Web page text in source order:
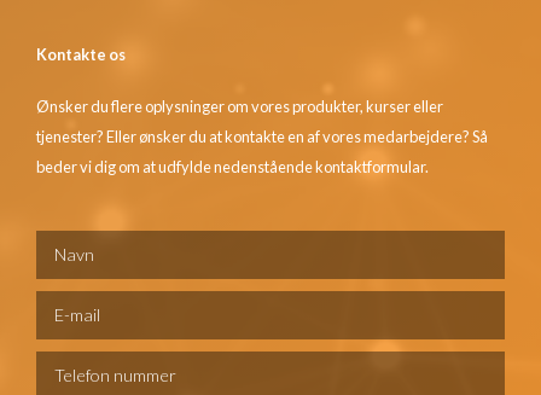
Kontakte os
Ønsker du flere oplysninger om vores produkter, kurser eller
tjenester? Eller ønsker du at kontakte en af vores medarbejdere? Så
beder vi dig om at udfylde nedenstående kontaktformular.